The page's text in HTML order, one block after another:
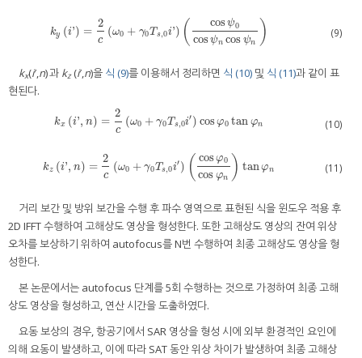
ky (i') =
2
c
(ω0 + γ0Ts,0i') ( cosψ0
cosψn cos ψn )
ky i'= 2cω0+γ 0T s,0i'cosψ 0 cosψncosψn (9)
kx(i′,n) 과 kz(i′,n)을 식 (9)를 이용해서 정리하면 식 (10) 및 식 (11)과 같이 표
현된다.
kx (i', n) =
2
c
(ω0 + γ0T s,0i′) cosφ0 tan φn
kxi' n= 2c ω0+ γ0Ts,0i'cosφ0tanφn (10)
kz (i', n) =
2
c
(ω0 + γ0Ts,0i′) ( cosφ0
cos φn ) tanφn
kzi', n=2cω0+γ 0Ts,0i'cosφ 0cosφntanφn (11)
거리 보간 및 방위 보간을 수행 후 파수 영역으로 표현된 식을 윈도우 적용 후
2D IFFT 수행하여 고해상도 영상을 형성한다. 또한 고해상도 영상의 잔여 위상
오차를 보상하기 위하여 autofocus를 N번 수행하여 최종 고해상도 영상을 형
성한다.
본 논문에서는 autofocus 단계를 5회 수행하는 것으로 가정하여 최종 고해
상도 영상을 형성하고, 연산 시간을 도출하였다.
요동 보상의 경우, 항공기에서 SAR 영상을 형성 시에 외부 환경적인 요인에
의해 요동이 발생하고, 이에 따라 SAT 동안 위상 차이가 발생하여 최종 고해상